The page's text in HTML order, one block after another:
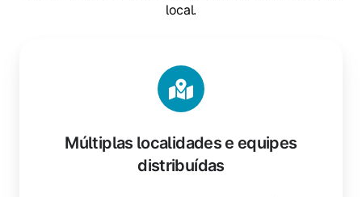
local.
Múltiplas localidades e equipes
distribuídas